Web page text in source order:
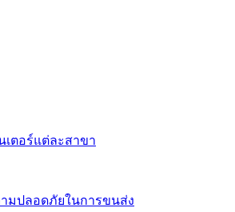
เตอร์แต่ละสาขา
มปลอดภัยในการขนส่ง